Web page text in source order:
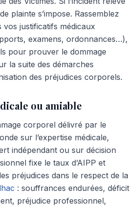
plainte s’impose. Rassemblez
vos justificatifs médicaux
examens, ordonnances…),
pour prouver le dommage
la suite des démarches
des préjudices corporels.
ou amiable
corporel délivré par le
sur l’expertise médicale,
indépendant ou sur décision
fixe le taux d’AIPP et
préjudices dans le respect de la
: souffrances endurées, déficit
préjudice professionnel,